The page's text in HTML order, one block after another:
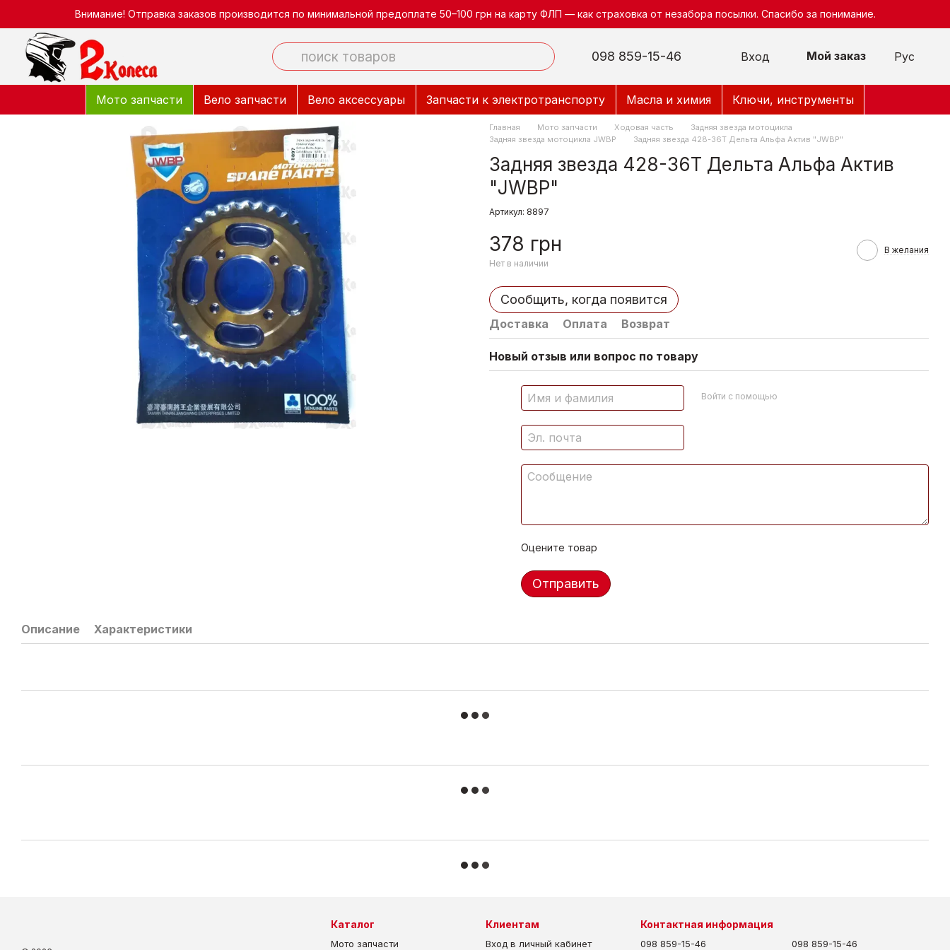
Перейти к основному контенту
Внимание! Отправка заказов производится по минимальной предоплате 50–100 грн на карту ФЛП — как страховка от незабора посылки. Спасибо за понимание.
098 859-15-46 Вход Мой заказ Рус
Мото запчасти Вело запчасти Вело аксессуары Запчасти к электротранспорту Масла и химия Ключи, инструменты
Главная Мото запчасти Ходовая часть
Задняя звезда мотоцикла
Задняя звезда мотоцикла JWBP
Задняя звезда 428-36Т Дельта Альфа Актив "JWBP"
Задняя звезда 428-36Т Дельта Альфа Актив
"JWBP"
Артикул: 8897
378 грн
Нет в наличии
В желания
Сообщить, когда появится
Доставка Оплата Возврат
Новый отзыв или вопрос по товару
Войти с помощью
Оцените товар
Отправить
Описание Характеристики
Каталог
Мото запчасти
Клиентам
Вход в личный кабинет
Контактная информация
098 859-15-46 098 859-15-46